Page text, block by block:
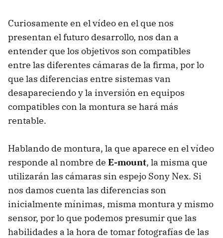
Curiosamente en el vídeo en el que nos
presentan el futuro desarrollo, nos dan a
entender que los objetivos son compatibles
entre las diferentes cámaras de la firma, por lo
que las diferencias entre sistemas van
desapareciendo y la inversión en equipos
compatibles con la montura se hará más
rentable.
Hablando de montura, la que aparece en el vídeo
responde al nombre de E-mount, la misma que
utilizarán las cámaras sin espejo Sony Nex. Si
nos damos cuenta las diferencias son
inicialmente mínimas, misma montura y mismo
sensor, por lo que podemos presumir que las
habilidades a la hora de tomar fotografías de las